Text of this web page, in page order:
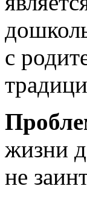
с
жизни
не